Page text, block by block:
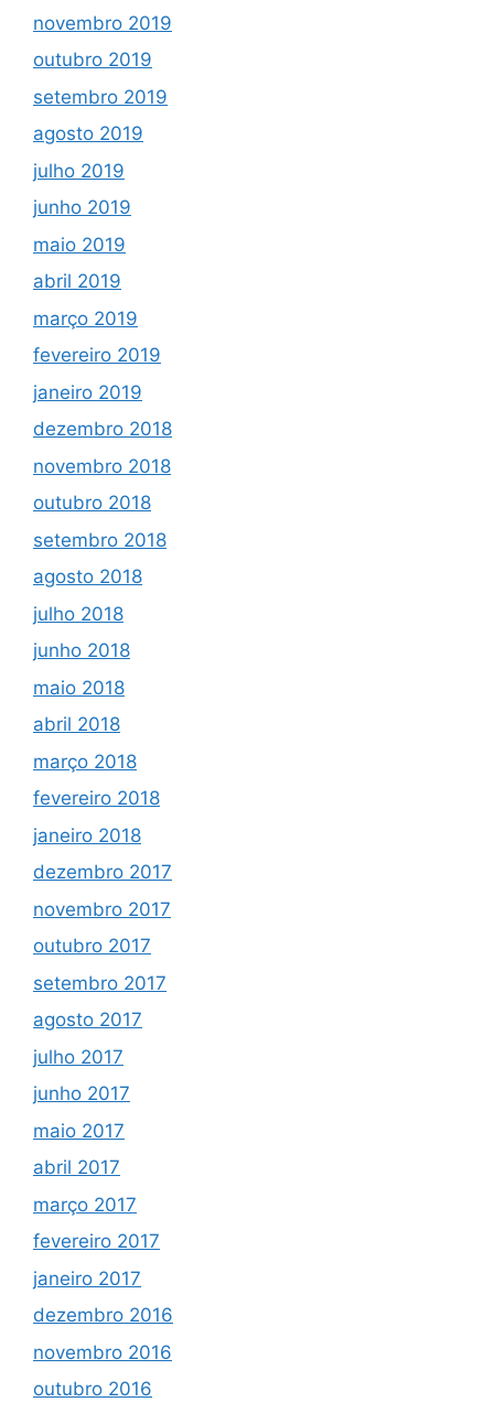
novembro 2019
outubro 2019
setembro 2019
agosto 2019
julho 2019
junho 2019
maio 2019
abril 2019
março 2019
fevereiro 2019
janeiro 2019
dezembro 2018
novembro 2018
outubro 2018
setembro 2018
agosto 2018
julho 2018
junho 2018
maio 2018
abril 2018
março 2018
fevereiro 2018
janeiro 2018
dezembro 2017
novembro 2017
outubro 2017
setembro 2017
agosto 2017
julho 2017
junho 2017
maio 2017
abril 2017
março 2017
fevereiro 2017
janeiro 2017
dezembro 2016
novembro 2016
outubro 2016